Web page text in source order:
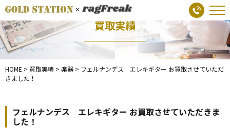
買取実績
HOME > 買取実績 > 楽器 > フェルナンデス エレキギター お買取させていただ
きました！
フェルナンデス エレキギター お買取させていただきま
した！